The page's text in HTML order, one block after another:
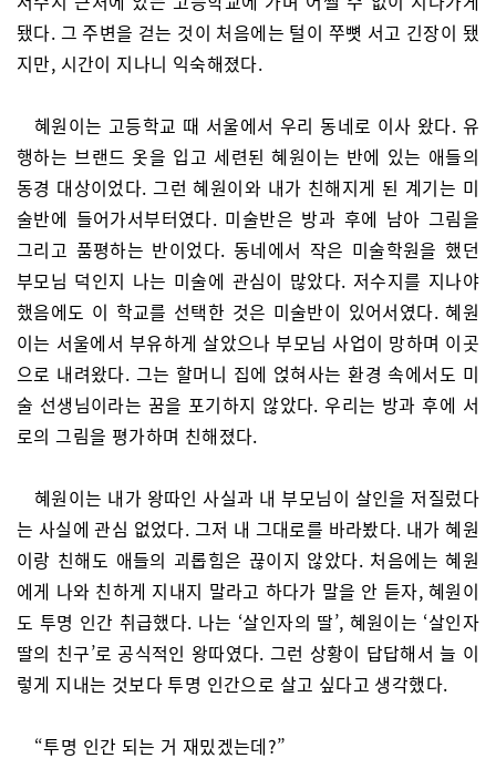
됐다. 그 주변을 걷는 것이 처음에는 털이 쭈뼛 서고 긴장이 됐
지만, 시간이 지나니 익숙해졌다.
혜원이는 고등학교 때 서울에서 우리 동네로 이사 왔다. 유
행하는 브랜드 옷을 입고 세련된 혜원이는 반에 있는 애들의
동경 대상이었다. 그런 혜원이와 내가 친해지게 된 계기는 미
술반에 들어가서부터였다. 미술반은 방과 후에 남아 그림을
그리고 품평하는 반이었다. 동네에서 작은 미술학원을 했던
부모님 덕인지 나는 미술에 관심이 많았다. 저수지를 지나야
했음에도 이 학교를 선택한 것은 미술반이 있어서였다. 혜원
이는 서울에서 부유하게 살았으나 부모님 사업이 망하며 이곳
으로 내려왔다. 그는 할머니 집에 얹혀사는 환경 속에서도 미
술 선생님이라는 꿈을 포기하지 않았다. 우리는 방과 후에 서
로의 그림을 평가하며 친해졌다.
혜원이는 내가 왕따인 사실과 내 부모님이 살인을 저질렀다
는 사실에 관심 없었다. 그저 내 그대로를 바라봤다. 내가 혜원
이랑 친해도 애들의 괴롭힘은 끊이지 않았다. 처음에는 혜원
에게 나와 친하게 지내지 말라고 하다가 말을 안 듣자, 혜원이
도 투명 인간 취급했다. 나는 ‘살인자의 딸’, 혜원이는 ‘살인자
딸의 친구’로 공식적인 왕따였다. 그런 상황이 답답해서 늘 이
렇게 지내는 것보다 투명 인간으로 살고 싶다고 생각했다.
“투명 인간 되는 거 재밌겠는데?”